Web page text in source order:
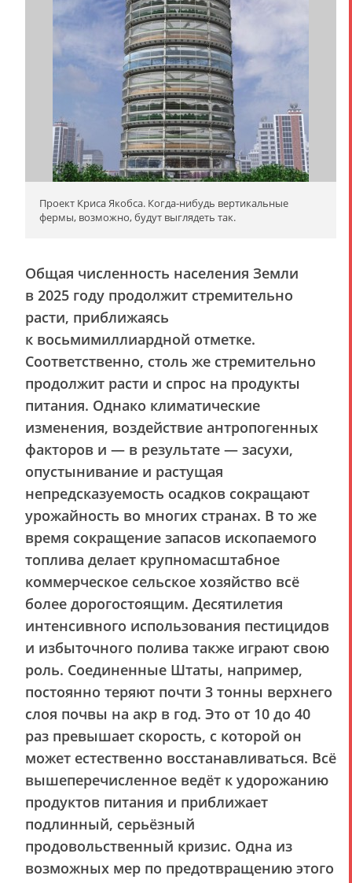
Проект Криса Якобса. Когда-нибудь вертикальные
фермы, возможно, будут выглядеть так.
Общая численность населения Земли
в 2025 году продолжит стремительно
расти, приближаясь
к восьмимиллиардной отметке.
Соответственно, столь же стремительно
продолжит расти и спрос на продукты
питания. Однако климатические
изменения, воздействие антропогенных
факторов и — в результате — засухи,
опустынивание и растущая
непредсказуемость осадков сокращают
урожайность во многих странах. В то же
время сокращение запасов ископаемого
топлива делает крупномасштабное
коммерческое сельское хозяйство всё
более дорогостоящим. Десятилетия
интенсивного использования пестицидов
и избыточного полива также играют свою
роль. Соединенные Штаты, например,
постоянно теряют почти 3 тонны верхнего
слоя почвы на акр в год. Это от 10 до 40
раз превышает скорость, с которой он
может естественно восстанавливаться. Всё
вышеперечисленное ведёт к удорожанию
продуктов питания и приближает
подлинный, серьёзный
продовольственный кризис. Одна из
возможных мер по предотвращению этого